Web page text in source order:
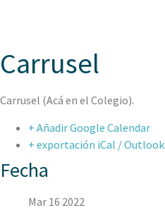
Carrusel
Carrusel (Acá en el Colegio).
+ Añadir Google Calendar
+ exportación iCal / Outlook
Fecha
Mar 16 2022